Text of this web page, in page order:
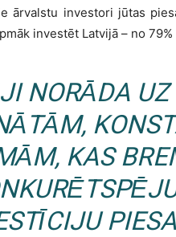
ārvalstu investori jūtas
investēt Latvijā – no
NORĀDA UZ
KAS